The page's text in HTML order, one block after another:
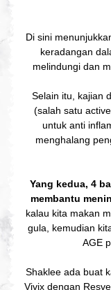
Di sini
keradangan
melindungi dan
Selain itu, kajian
(salah satu
untuk anti
menghalang
Yang kedua, 4
membantu
kalau kita makan
gula, kemudian
AGE
Shaklee ada buat
Vivix dengan